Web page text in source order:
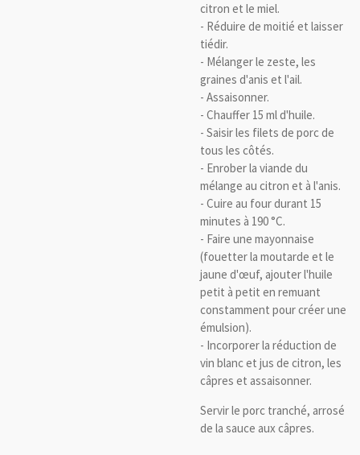
citron et le miel.
- Réduire de moitié et laisser
tiédir.
- Mélanger le zeste, les
graines d'anis et l'ail.
- Assaisonner.
- Chauffer 15 ml d'huile.
- Saisir les filets de porc de
tous les côtés.
- Enrober la viande du
mélange au citron et à l'anis.
- Cuire au four durant 15
minutes à 190 °C.
- Faire une mayonnaise
(fouetter la moutarde et le
jaune d'œuf, ajouter l'huile
petit à petit en remuant
constamment pour créer une
émulsion).
- Incorporer la réduction de
vin blanc et jus de citron, les
câpres et assaisonner.
Servir le porc tranché, arrosé
de la sauce aux câpres.